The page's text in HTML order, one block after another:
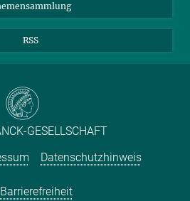
RSS
GESELLSCHAFT
Datenschutzhinweis
Barrierefreiheit